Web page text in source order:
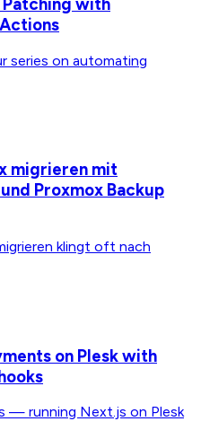
series on automating
migrieren mit
Proxmox Backup
klingt oft nach
on Plesk with
— running Next.js on Plesk